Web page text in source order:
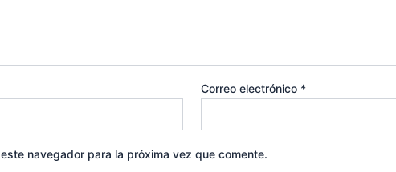
Correo electrónico *
navegador para la próxima vez que comente.